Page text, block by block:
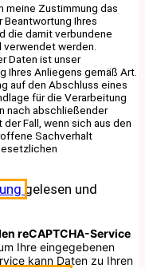
meine Zustimmung das
Ihres
die damit verbundene
werden.
Daten ist unser
Ihres Anliegens gemäß Art.
auf den Abschluss eines
für die Verarbeitung
nach abschließender
Fall, wenn sich aus den
Sachverhalt
gelesen und
reCAPTCHA-Service
Ihre eingegebenen
kann Daten zu Ihren